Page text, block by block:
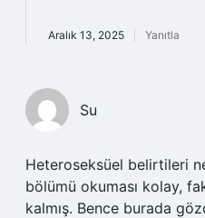
Aralık 13, 2025 Yanıtla
Su
Heteroseksüel belirtileri
bölümü okuması kolay,
kalmış. Bence burada